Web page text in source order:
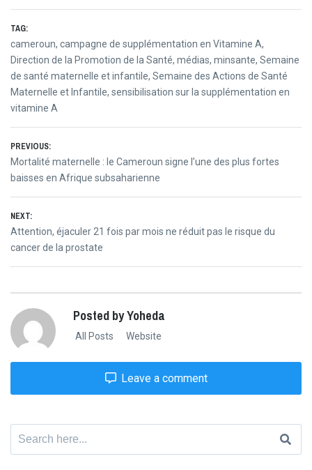
TAG:
cameroun, campagne de supplémentation en Vitamine A,
Direction de la Promotion de la Santé, médias, minsante, Semaine
de santé maternelle et infantile, Semaine des Actions de Santé
Maternelle et Infantile, sensibilisation sur la supplémentation en
vitamine A
Post
navigation
PREVIOUS:
Previous
post:
Mortalité maternelle : le Cameroun signe l’une des plus fortes
baisses en Afrique subsaharienne
NEXT:
Next
post:
Attention, éjaculer 21 fois par mois ne réduit pas le risque du
cancer de la prostate
Posted by Yoheda
All Posts Website
Leave a comment